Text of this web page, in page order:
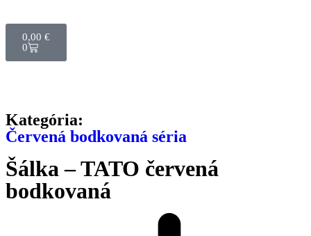
0,00 €
0
Kategória:
Červená bodkovaná séria
Šálka – TATO červená
bodkovaná